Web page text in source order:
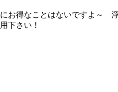
お得なことはないですよ～
下さい！